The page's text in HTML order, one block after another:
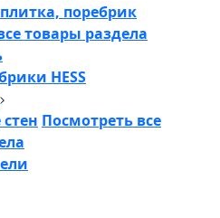
поребрик
товары раздела
HESS
Посмотреть все